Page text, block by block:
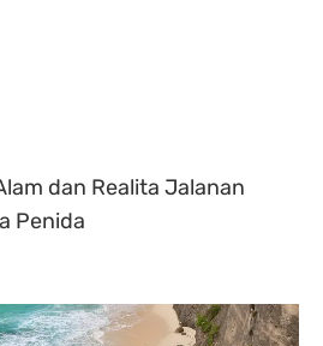
dan Realita Jalanan
Penida